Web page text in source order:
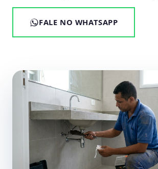
FALE NO WHATSAPP